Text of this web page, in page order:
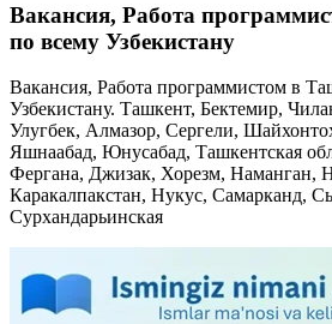
Вакансия, Работа
по всему Узбекистану
Вакансия, Работа программистом в
Узбекистану. Ташкент, Бектемир,
Улугбек, Алмазор, Сергели,
Яшнаабад, Юнусабад, Ташкентская
Фергана, Джизак, Хорезм, Наманган,
Каракалпакстан, Нукус, Самарканд,
Сурхандарьинская